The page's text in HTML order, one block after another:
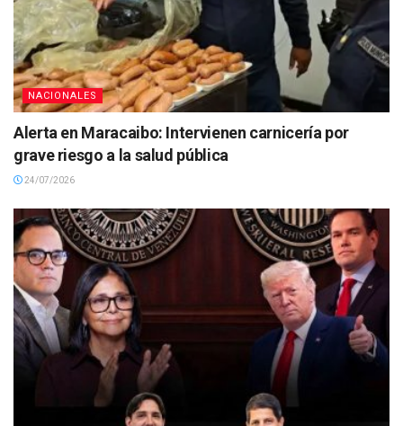
NACIONALES
Alerta en Maracaibo: Intervienen carnicería por
grave riesgo a la salud pública
24/07/2026